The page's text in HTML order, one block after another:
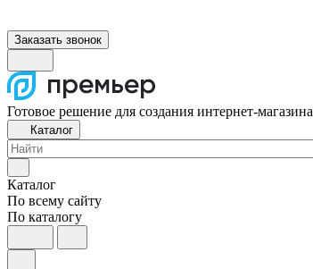
Заказать звонок
Готовое решение для создания интернет-магазина
Каталог
Каталог
По всему сайту
По каталогу